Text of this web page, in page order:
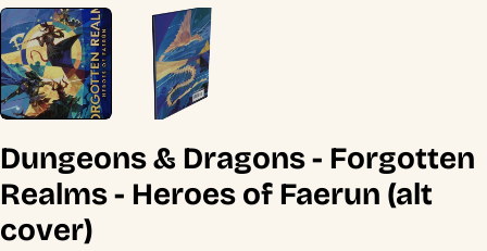
Dungeons & Dragons - Forgotten
Realms - Heroes of Faerun (alt
cover)